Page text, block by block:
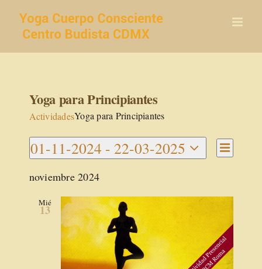
contenido
Yoga para Principiantes
ActividadesYoga para Principiantes
de
Lista
01-11-2024 - 22-03-2025
Seleccionar
fecha.
noviembre 2024
Mié
13